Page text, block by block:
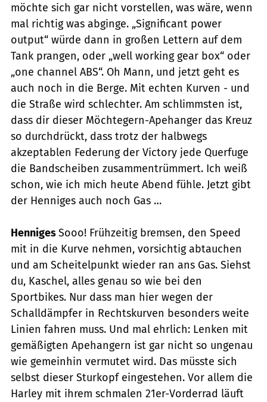
möchte sich gar nicht vorstellen, was wäre, wenn
mal richtig was abginge. „Significant power
output“ würde dann in großen Lettern auf dem
Tank prangen, oder „well working gear box“ oder
„one channel ABS“. Oh Mann, und jetzt geht es
auch noch in die Berge. Mit echten Kurven - und
die Straße wird schlechter. Am schlimmsten ist,
dass dir dieser Möchtegern-Apehanger das Kreuz
so durchdrückt, dass trotz der halbwegs
akzeptablen Federung der Victory jede Querfuge
die Bandscheiben zusammentrümmert. Ich weiß
schon, wie ich mich heute Abend fühle. Jetzt gibt
der Henniges auch noch Gas …
HennigesSooo! Frühzeitig bremsen, den Speed
mit in die Kurve nehmen, vorsichtig abtauchen
und am Scheitelpunkt wieder ran ans Gas. Siehst
du, Kaschel, alles genau so wie bei den
Sportbikes. Nur dass man hier wegen der
Schalldämpfer in Rechtskurven besonders weite
Linien fahren muss. Und mal ehrlich: Lenken mit
gemäßigten Apehangern ist gar nicht so ungenau
wie gemeinhin vermutet wird. Das müsste sich
selbst dieser Sturkopf eingestehen. Vor allem die
Harley mit ihrem schmalen 21er-Vorderrad läuft